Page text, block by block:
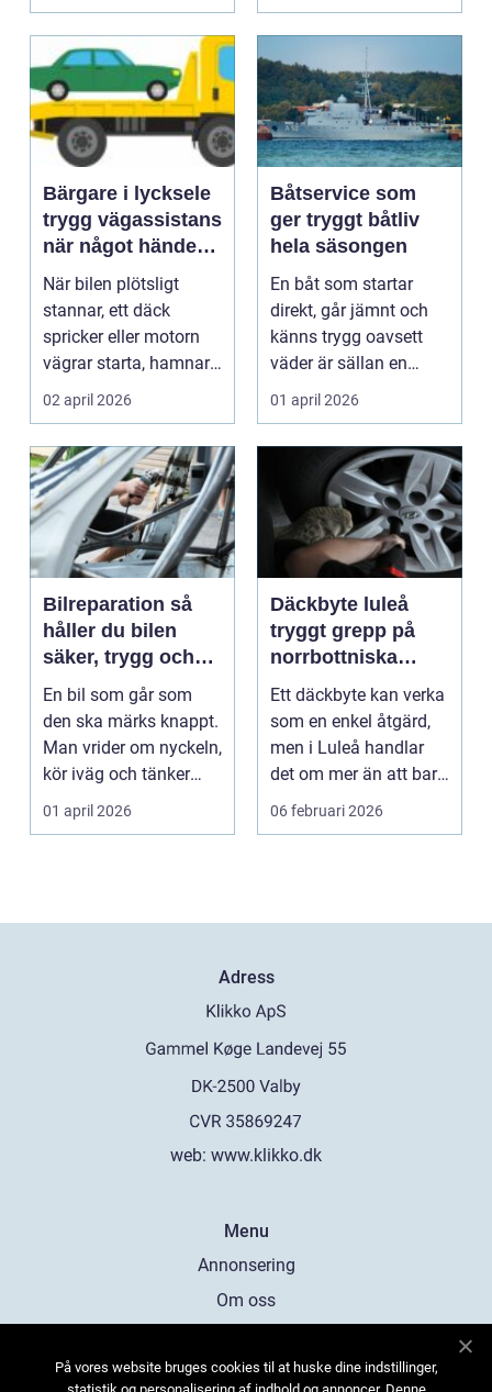
Bärgare i lycksele
trygg vägassistans
när något händer
på vägen
När bilen plötsligt
stannar, ett däck
spricker eller motorn
vägrar starta, hamnar
många i samma läge...
02 april 2026
Båtservice som
ger tryggt båtliv
hela säsongen
En båt som startar
direkt, går jämnt och
känns trygg oavsett
väder är sällan en
slump. Bakom varje
01 april 2026
Bilreparation så
håller du bilen
säker, trygg och
ekonomisk
En bil som går som
den ska märks knappt.
Man vrider om nyckeln,
kör iväg och tänker
inte mer på det....
01 april 2026
Däckbyte luleå
tryggt grepp på
norrbottniska
vägar
Ett däckbyte kan verka
som en enkel åtgärd,
men i Luleå handlar
det om mer än att bara
byta gummi mo...
06 februari 2026
Adress
web: www.klikko.dk
Menu
Annonsering
Om oss
Kontakta oss
På vores website bruges cookies til at huske dine indstillinger,